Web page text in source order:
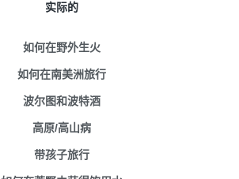
实际的
如何在野外生火
如何在南美洲旅行
波尔图和波特酒
高原/高山病
带孩子旅行